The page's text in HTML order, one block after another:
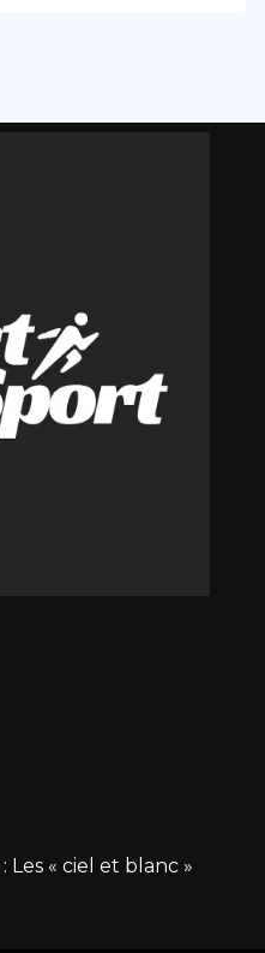
Les « ciel et blanc »